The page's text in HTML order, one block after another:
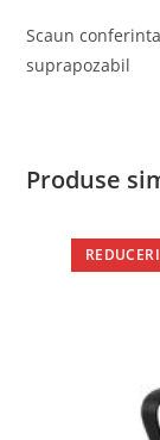
Scaun
suprapozabil
Produse